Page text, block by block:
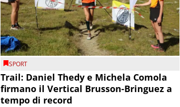
SPORT
Trail: Daniel Thedy e Michela Comola
firmano il Vertical Brusson-Bringuez a
tempo di record